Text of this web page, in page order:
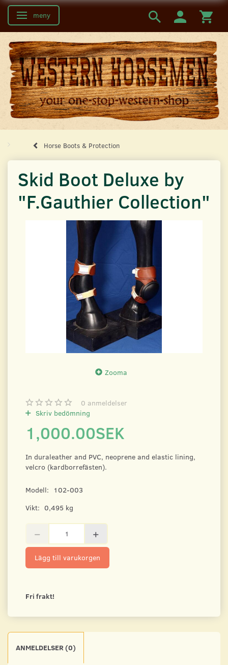
Ändra navigering
meny
Horse Boots & Protection
Skid Boot Deluxe by
"F.Gauthier Collection"
Zooma
0 anmeldelser
Skriv bedömning
1,000.00SEK
In duraleather and PVC, neoprene and elastic lining,
velcro (kardborrefästen).
Modell:
102-003
Vikt: 0,495 kg
Lägg till varukorgen
Fri frakt!
ANMELDELSER (0)